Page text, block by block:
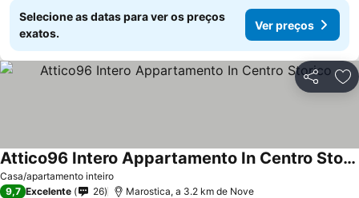
Selecione as datas para ver os preços
exatos.
Ver preços
Partilhar
Casa/apartamento inteiro
Attico96 Intero Appartamento In Centro Storico
9,7 Excelente 26 Marostica, a 3.2 km de Nove